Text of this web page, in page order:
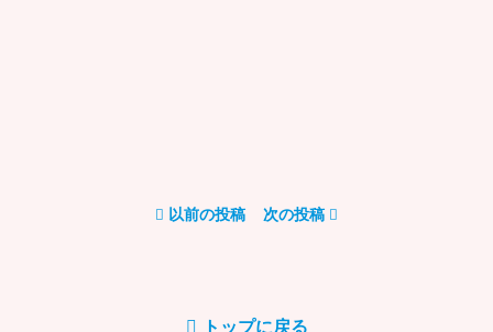
以前の投稿 次の投稿
トップに戻る